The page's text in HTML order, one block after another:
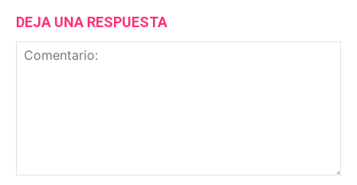
DEJA UNA RESPUESTA